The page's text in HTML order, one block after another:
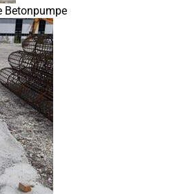
Betonpumpe